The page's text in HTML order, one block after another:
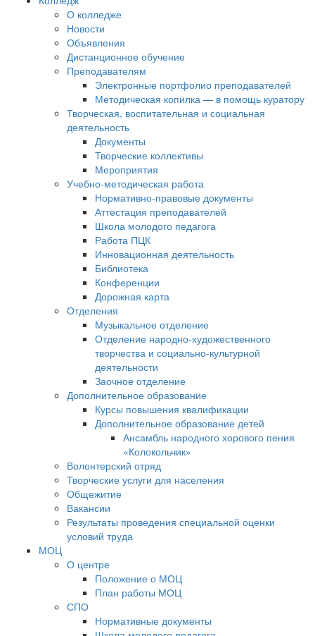
О колледже
Новости
Объявления
Дистанционное обучение
Преподавателям
Электронные портфолио преподавателей
Методическая копилка — в помощь куратору
Творческая, воспитательная и социальная
деятельность
Документы
Творческие коллективы
Мероприятия
Учебно-методическая работа
Нормативно-правовые документы
Аттестация преподавателей
Школа молодого педагога
Работа ПЦК
Инновационная деятельность
Библиотека
Конференции
Дорожная карта
Отделения
Музыкальное отделение
Отделение народно-художественного
творчества и социально-культурной
деятельности
Заочное отделение
Дополнительное образование
Курсы повышения квалификации
Дополнительное образование детей
Ансамбль народного хорового пения
«Колокольчик»
Волонтерский отряд
Творческие услуги для населения
Общежитие
Вакансии
Результаты проведения специальной оценки
условий труда
МОЦ
О центре
Положение о МОЦ
План работы МОЦ
СПО
Нормативные документы